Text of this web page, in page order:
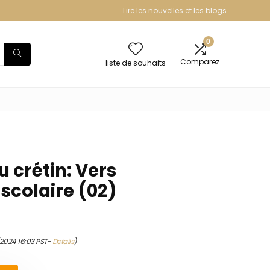
Lire les nouvelles et les blogs
liste de souhaits
0
Comparez
crétin: Vers
(02)
16:03 PST-Details)